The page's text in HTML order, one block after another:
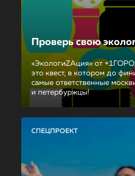
Проверь свою
«ЭкологиZAция» от
это квест, в котором до
самые ответственные
и петербуржцы!
СПЕЦПРОЕКТ